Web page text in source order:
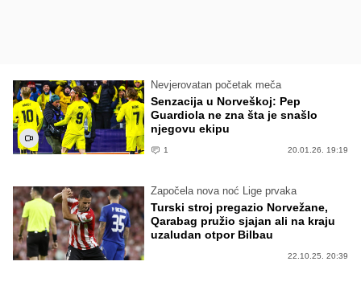
Nevjerovatan početak meča
Senzacija u Norveškoj: Pep
Guardiola ne zna šta je snašlo
njegovu ekipu
1 20.01.26. 19:19
Započela nova noć Lige prvaka
Turski stroj pregazio Norvežane,
Qarabag pružio sjajan ali na kraju
uzaludan otpor Bilbau
22.10.25. 20:39